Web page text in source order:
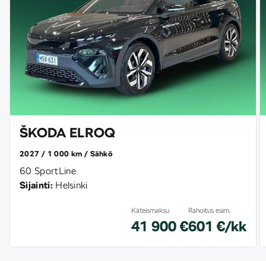
ŠKODA ELROQ
2027 1 000 km Sähkö
60 SportLine
Sijainti: Helsinki
Käteismaksu
41 900 €
Rahoitus esim.
601 €/kk